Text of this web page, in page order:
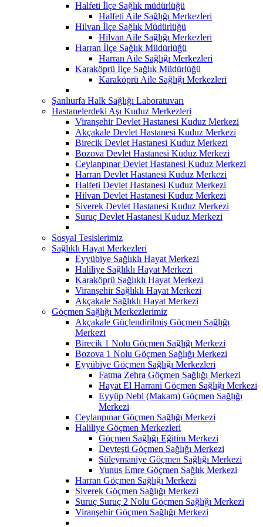
Halfeti İlçe Sağlık müdürlüğü
Halfeti Aile Sağlığı Merkezleri
Hilvan İlçe Sağlık Müdürlüğü
Hilvan Aile Sağlığı Merkezleri
Harran İlçe Sağlık Müdürlüğü
Harran Aile Sağlığı Merkezleri
Karaköprü İlçe Sağlık Müdürlüğü
Karaköprü Aile Sağlığı Merkezleri
Şanlıurfa Halk Sağlığı Laboratuvarı
Hastanelerdeki Aşı Kuduz Merkezleri
Viranşehir Devlet Hastanesi Kuduz Merkezi
Akçakale Devlet Hastanesi Kuduz Merkezi
Birecik Devlet Hastanesi Kuduz Merkezi
Bozova Devlet Hastanesi Kuduz Merkezi
Ceylanpınar Devlet Hastanesi Kuduz Merkezi
Harran Devlet Hastanesi Kuduz Merkezi
Halfeti Devlet Hastanesi Kuduz Merkezi
Hilvan Devlet Hastanesi Kuduz Merkezi
Siverek Devlet Hastanesi Kuduz Merkezi
Suruç Devlet Hastanesi Kuduz Merkezi
Sosyal Tesislerimiz
Sağlıklı Hayat Merkezleri
Eyyübiye Sağlıklı Hayat Merkezi
Haliliye Sağlıklı Hayat Merkezi
Karaköprü Sağlıklı Hayat Merkezi
Viranşehir Sağlıklı Hayat Merkezi
Akçakale Sağlıklı Hayat Merkezi
Göçmen Sağlığı Merkezlerimiz
Akçakale Güçlendirilmiş Göçmen Sağlığı
Merkezi
Birecik 1 Nolu Göçmen Sağlığı Merkezi
Bozova 1 Nolu Göçmen Sağlığı Merkezi
Eyyübiye Göçmen Sağlığı Merkezleri
Fatma Zehra Göçmen Sağlığı Merkezi
Hayat El Harrani Göçmen Sağlığı Merkezi
Eyyüp Nebi (Makam) Göçmen Sağlığı
Merkezi
Ceylanpınar Göçmen Sağlığı Merkezi
Haliliye Göçmen Merkezleri
Göçmen Sağlığı Eğitim Merkezi
Devteşti Göçmen Sağlığı Merkezi
Süleymaniye Göçmen Sağlığı Merkezi
Yunus Emre Göçmen Sağlık Merkezi
Harran Göçmen Sağlığı Merkezi
Siverek Göçmen Sağlığı Merkezi
Suruç Suruç 2 Nolu Göçmen Sağlığı Merkezi
Viranşehir Göçmen Sağlığı Merkezi